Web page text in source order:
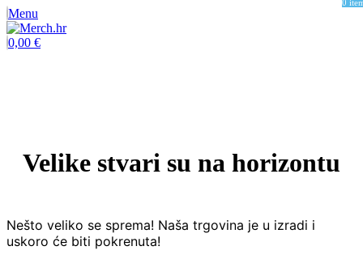
Menu
0
0,00 €
Velike stvari su na horizontu
Nešto veliko se sprema! Naša trgovina je u izradi i
uskoro će biti pokrenuta!